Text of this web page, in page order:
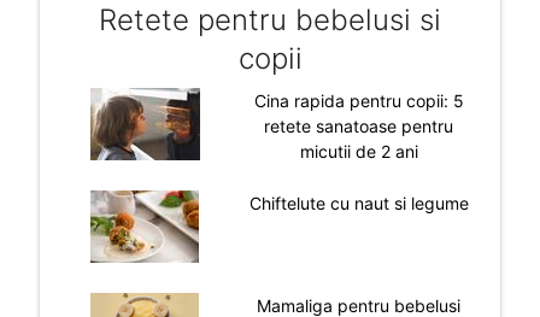
Retete pentru bebelusi si
copii
Cina rapida pentru copii: 5
retete sanatoase pentru
micutii de 2 ani
Chiftelute cu naut si legume
Mamaliga pentru bebelusi